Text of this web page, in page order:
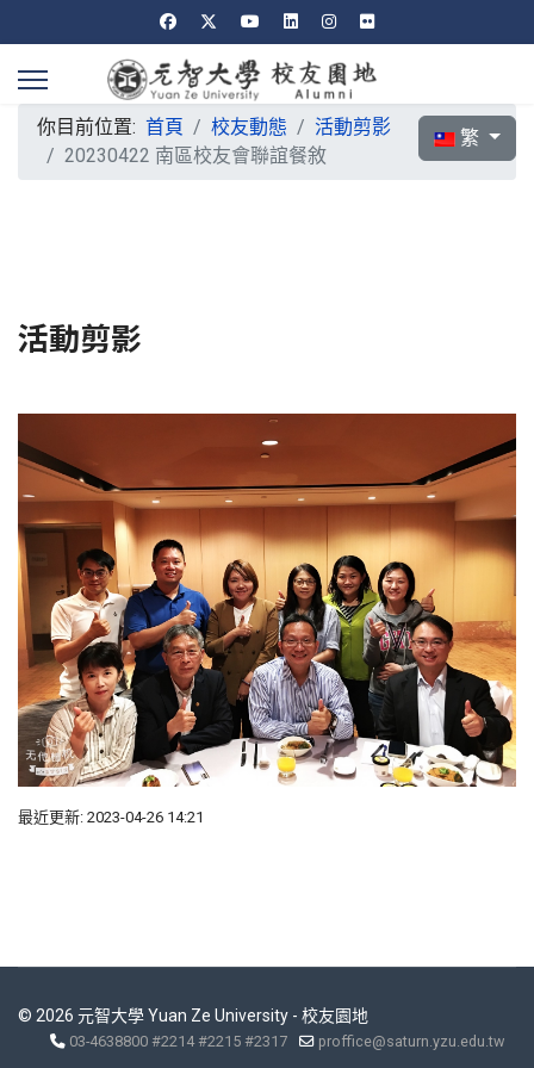
選擇你的語言
繁
你目前位置: 首頁 校友動態
活動剪影
20230422 南區校友會聯誼餐敘
活動剪影
最近更新: 2023-04-26 14:21
© 2026 元智大學 Yuan Ze University - 校友園地
03-4638800 #2214 #2215 #2317 proffice@saturn.yzu.edu.tw